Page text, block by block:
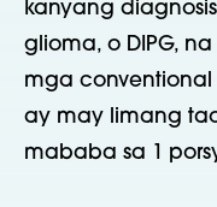
kanyang
glioma, o DIPG,
mga conventional
ay may limang
mababa sa 1